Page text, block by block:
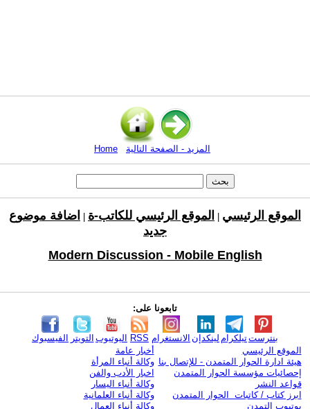
Home المزيد - الصفحة التالية
الموقع الرئيسي الموقع الرئيسي للكاتب-ة
اضافة موضوع
جديد
Modern Discussion - Mobile English
تابعونا على:
الفيسبوك التويتر اليوتيوب RSS الانستغرام لينكدإن تيلكرامبنترست
الموقع الرئيسي
هيئة ادارة الحوار المتمدن - للإتصال بنا
إحصائيات مؤسسة الحوار المتمدن
قواعد النشر
ابرز كتاب / كاتبات الحوار المتمدن
يوتيوب التمدن
أخبار عامة
وكالة أنباء المرأة
اخبار الأدب والفن
وكالة أنباء اليسار
وكالة أنباء العلمانية
وكالة أنباء العمال